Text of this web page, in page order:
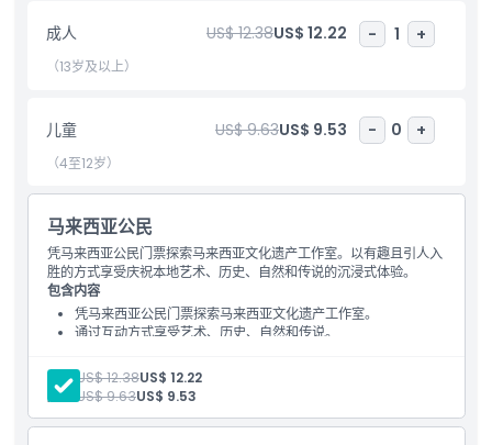
包含项
排除项
营业时间
需要了解的事项
如何兑换
成人 US$ 12.38US$ 12.22 - 1 +
（13岁及以上）
儿童 US$ 9.63US$ 9.53 - 0 +
（4至12岁）
马来西亚公民
凭马来西亚公民门票探索马来西亚文化遗产工作室。以有趣且引人入
胜的方式享受庆祝本地艺术、历史、自然和传说的沉浸式体验。
包含内容
凭马来西亚公民门票探索马来西亚文化遗产工作室。
通过互动方式享受艺术、历史、自然和传说。
成人: US$ 12.38US$ 12.22
儿童:
US$ 9.63US$ 9.53